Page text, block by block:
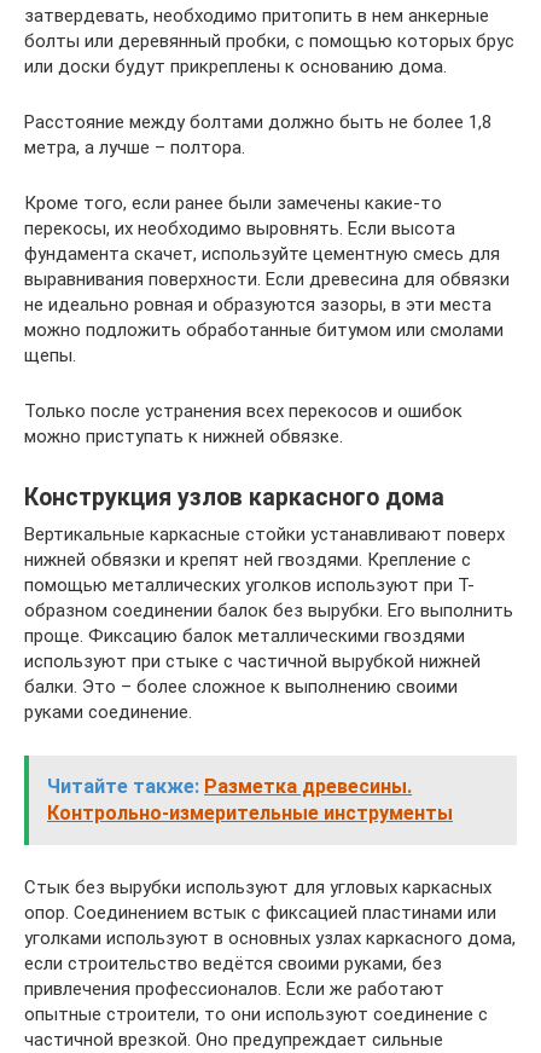
затвердевать, необходимо притопить в нем анкерные
болты или деревянный пробки, с помощью которых брус
или доски будут прикреплены к основанию дома.
Расстояние между болтами должно быть не более 1,8
метра, а лучше – полтора.
Кроме того, если ранее были замечены какие-то
перекосы, их необходимо выровнять. Если высота
фундамента скачет, используйте цементную смесь для
выравнивания поверхности. Если древесина для обвязки
не идеально ровная и образуются зазоры, в эти места
можно подложить обработанные битумом или смолами
щепы.
Только после устранения всех перекосов и ошибок
можно приступать к нижней обвязке.
Конструкция узлов каркасного дома
Вертикальные каркасные стойки устанавливают поверх
нижней обвязки и крепят ней гвоздями. Крепление с
помощью металлических уголков используют при Т-
образном соединении балок без вырубки. Его выполнить
проще. Фиксацию балок металлическими гвоздями
используют при стыке с частичной вырубкой нижней
балки. Это – более сложное к выполнению своими
руками соединение.
Читайте также: Разметка древесины.
Контрольно-измерительные инструменты
Стык без вырубки используют для угловых каркасных
опор. Соединением встык с фиксацией пластинами или
уголками используют в основных узлах каркасного дома,
если строительство ведётся своими руками, без
привлечения профессионалов. Если же работают
опытные строители, то они используют соединение с
частичной врезкой. Оно предупреждает сильные